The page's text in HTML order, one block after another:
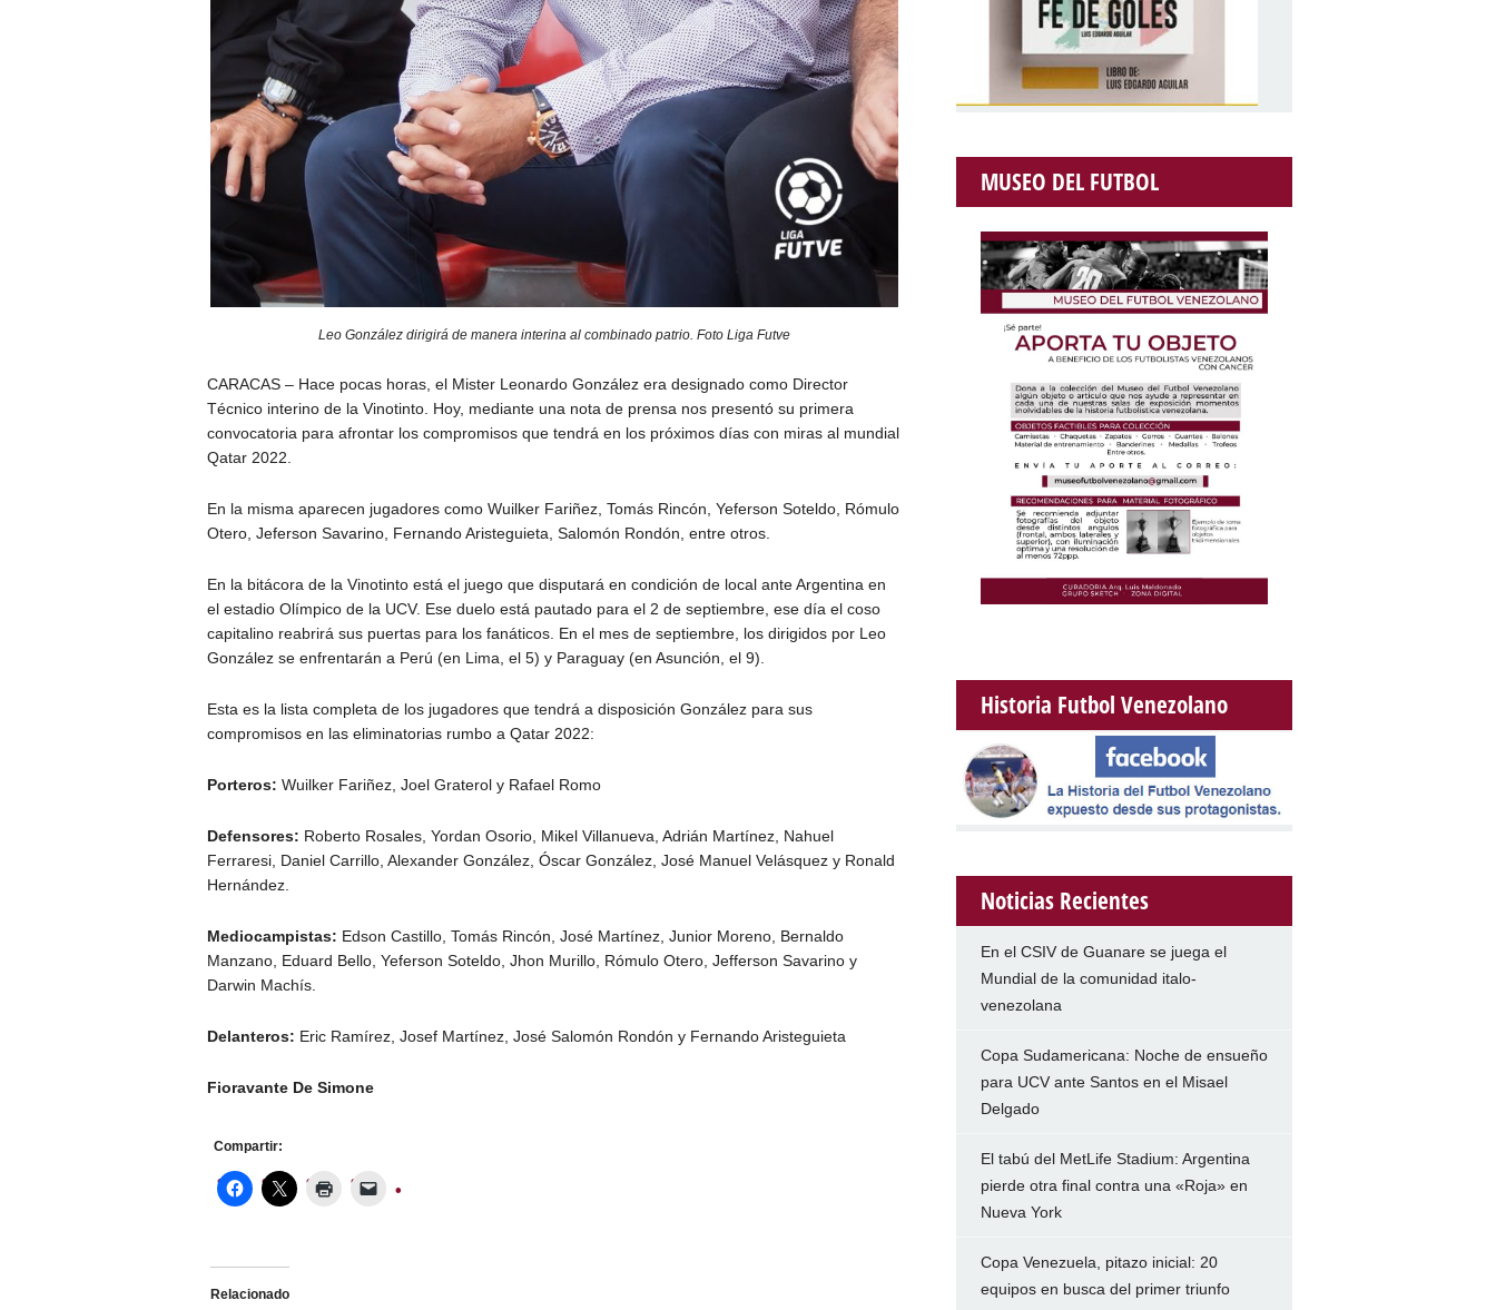
Leo González dirigirá de manera interina al combinado patrio. Foto Liga Futve
CARACAS – Hace pocas horas, el Mister Leonardo González era designado como Director
Técnico interino de la Vinotinto. Hoy, mediante una nota de prensa nos presentó su primera
convocatoria para afrontar los compromisos que tendrá en los próximos días con miras al mundial
Qatar 2022.
En la misma aparecen jugadores como Wuilker Fariñez, Tomás Rincón, Yeferson Soteldo, Rómulo
Otero, Jeferson Savarino, Fernando Aristeguieta, Salomón Rondón, entre otros.
En la bitácora de la Vinotinto está el juego que disputará en condición de local ante Argentina en
el estadio Olímpico de la UCV. Ese duelo está pautado para el 2 de septiembre, ese día el coso
capitalino reabrirá sus puertas para los fanáticos. En el mes de septiembre, los dirigidos por Leo
González se enfrentarán a Perú (en Lima, el 5) y Paraguay (en Asunción, el 9).
Esta es la lista completa de los jugadores que tendrá a disposición González para sus
compromisos en las eliminatorias rumbo a Qatar 2022:
Porteros: Wuilker Fariñez, Joel Graterol y Rafael Romo
Defensores: Roberto Rosales, Yordan Osorio, Mikel Villanueva, Adrián Martínez, Nahuel
Ferraresi, Daniel Carrillo, Alexander González, Óscar González, José Manuel Velásquez y Ronald
Hernández.
Mediocampistas: Edson Castillo, Tomás Rincón, José Martínez, Junior Moreno, Bernaldo
Manzano, Eduard Bello, Yeferson Soteldo, Jhon Murillo, Rómulo Otero, Jefferson Savarino y
Darwin Machís.
Delanteros: Eric Ramírez, Josef Martínez, José Salomón Rondón y Fernando Aristeguieta
Fioravante De Simone
Compartir:
Relacionado
MUSEO DEL FUTBOL
Historia Futbol Venezolano
Noticias Recientes
En el CSIV de Guanare se juega el
Mundial de la comunidad italo-
venezolana
Copa Sudamericana: Noche de ensueño
para UCV ante Santos en el Misael
Delgado
El tabú del MetLife Stadium: Argentina
pierde otra final contra una «Roja» en
Nueva York
Copa Venezuela, pitazo inicial: 20
equipos en busca del primer triunfo